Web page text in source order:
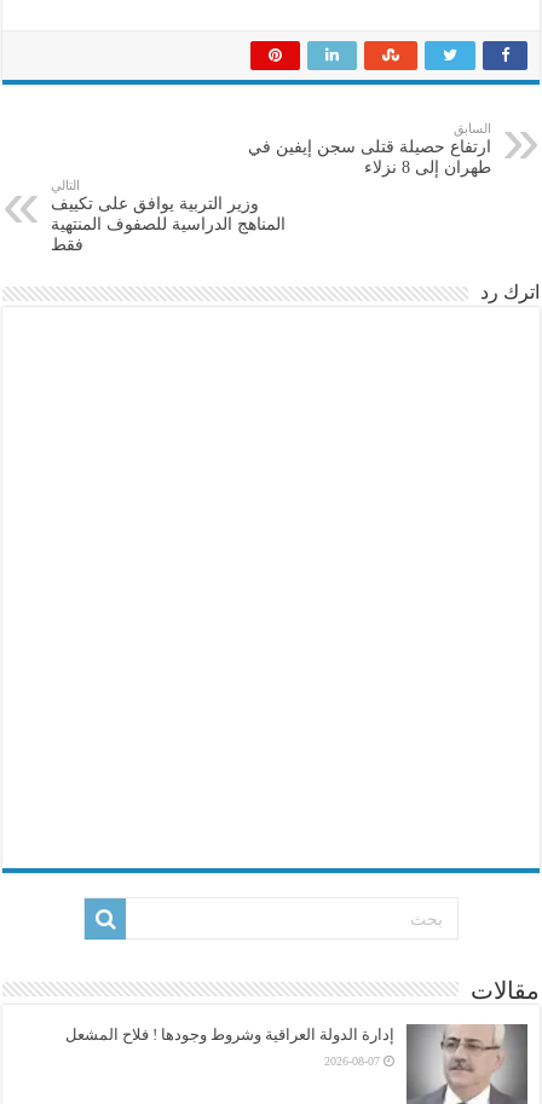
السابق
ارتفاع حصيلة قتلى سجن إيفين في
طهران إلى 8 نزلاء
التالي
وزير التربية يوافق على تكييف
المناهج الدراسية للصفوف المنتهية
فقط
اترك رد
مقالات
إدارة الدولة العراقية وشروط وجودها ! فلاح المشعل
2026-08-07